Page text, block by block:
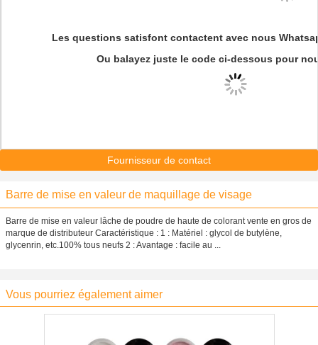
Les questions satisfont contactent avec nous
Ou balayez juste le code ci-dessous pour
Fournisseur de contact
Barre de mise en valeur de maquillage de visage
Barre de mise en valeur lâche de poudre de haute de colorant vente en gros de
marque de distributeur Caractéristique : 1 : Matériel : glycol de butylène,
glycenrin, etc.100% tous neufs 2 : Avantage : facile au ...
Vous pourriez également aimer